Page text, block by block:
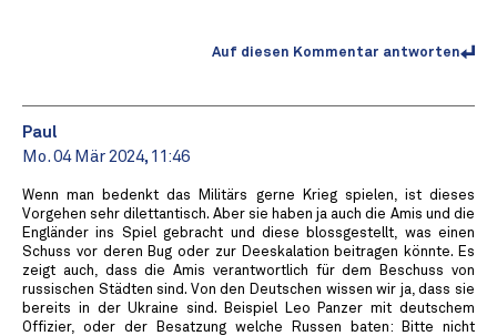
Auf diesen Kommentar antworten
Paul
Mo. 04 Mär 2024, 11:46
Wenn man bedenkt das Militärs gerne Krieg spielen, ist dieses
Vorgehen sehr dilettantisch. Aber sie haben ja auch die Amis und die
Engländer ins Spiel gebracht und diese blossgestellt, was einen
Schuss vor deren Bug oder zur Deeskalation beitragen könnte. Es
zeigt auch, dass die Amis verantwortlich für dem Beschuss von
russischen Städten sind. Von den Deutschen wissen wir ja, dass sie
bereits in der Ukraine sind. Beispiel Leo Panzer mit deutschem
Offizier, oder der Besatzung welche Russen baten: Bitte nicht